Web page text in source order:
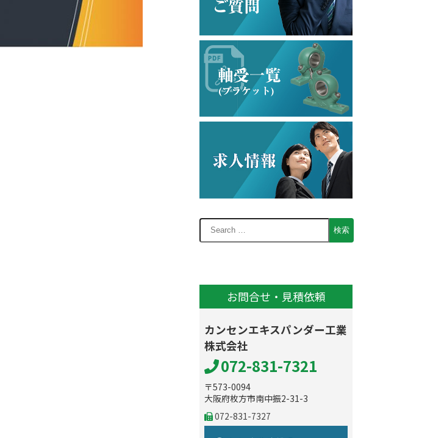
お問合せ・見積依頼
カンセンエキスパンダー工業
株式会社
072-831-7321
〒573-0094
大阪府枚方市南中振2-31-3
072-831-7327